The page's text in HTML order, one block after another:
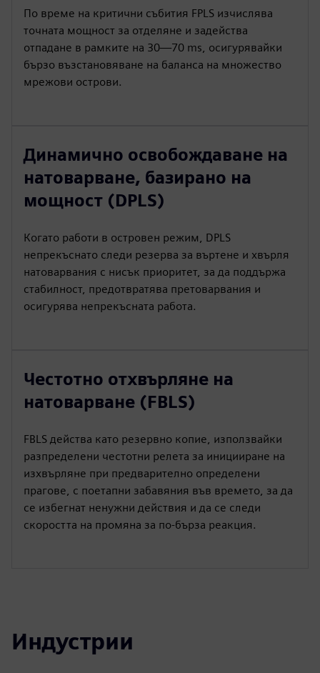
По време на критични събития FPLS изчислява
точната мощност за отделяне и задейства
отпадане в рамките на 30—70 ms, осигурявайки
бързо възстановяване на баланса на множество
мрежови острови.
Динамично освобождаване на
натоварване, базирано на
мощност (DPLS)
Когато работи в островен режим, DPLS
непрекъснато следи резерва за въртене и хвърля
натоварвания с нисък приоритет, за да поддържа
стабилност, предотвратява претоварвания и
осигурява непрекъсната работа.
Честотно отхвърляне на
натоварване (FBLS)
FBLS действа като резервно копие, използвайки
разпределени честотни релета за иницииране на
изхвърляне при предварително определени
прагове, с поетапни забавяния във времето, за да
се избегнат ненужни действия и да се следи
скоростта на промяна за по-бърза реакция.
Индустрии